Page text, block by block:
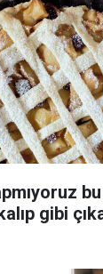
gibi